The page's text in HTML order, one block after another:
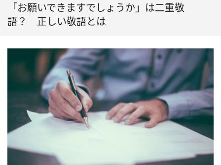
「お願いできますでしょうか」は二重敬
語？ 正しい敬語とは